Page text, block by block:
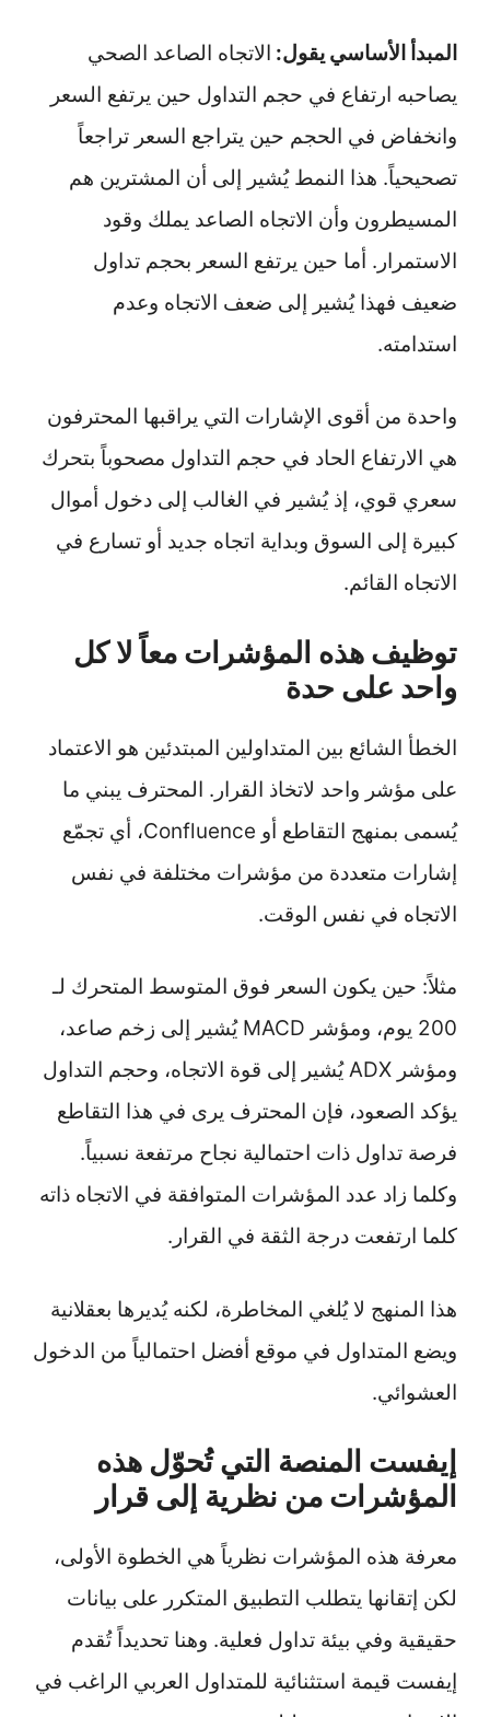
المبدأ الأساسي يقول: الاتجاه الصاعد الصحي
يصاحبه ارتفاع في حجم التداول حين يرتفع السعر
وانخفاض في الحجم حين يتراجع السعر تراجعاً
تصحيحياً. هذا النمط يُشير إلى أن المشترين هم
المسيطرون وأن الاتجاه الصاعد يملك وقود
الاستمرار. أما حين يرتفع السعر بحجم تداول
ضعيف فهذا يُشير إلى ضعف الاتجاه وعدم
استدامته.
واحدة من أقوى الإشارات التي يراقبها المحترفون
هي الارتفاع الحاد في حجم التداول مصحوباً بتحرك
سعري قوي، إذ يُشير في الغالب إلى دخول أموال
كبيرة إلى السوق وبداية اتجاه جديد أو تسارع في
الاتجاه القائم.
توظيف هذه المؤشرات معاً لا كل
واحد على حدة
الخطأ الشائع بين المتداولين المبتدئين هو الاعتماد
على مؤشر واحد لاتخاذ القرار. المحترف يبني ما
يُسمى بمنهج التقاطع أو Confluence، أي تجمّع
إشارات متعددة من مؤشرات مختلفة في نفس
الاتجاه في نفس الوقت.
مثلاً: حين يكون السعر فوق المتوسط المتحرك لـ
200 يوم، ومؤشر MACD يُشير إلى زخم صاعد،
ومؤشر ADX يُشير إلى قوة الاتجاه، وحجم التداول
يؤكد الصعود، فإن المحترف يرى في هذا التقاطع
فرصة تداول ذات احتمالية نجاح مرتفعة نسبياً.
وكلما زاد عدد المؤشرات المتوافقة في الاتجاه ذاته
كلما ارتفعت درجة الثقة في القرار.
هذا المنهج لا يُلغي المخاطرة، لكنه يُديرها بعقلانية
ويضع المتداول في موقع أفضل احتمالياً من الدخول
العشوائي.
إيفست المنصة التي تُحوّل هذه
المؤشرات من نظرية إلى قرار
معرفة هذه المؤشرات نظرياً هي الخطوة الأولى،
لكن إتقانها يتطلب التطبيق المتكرر على بيانات
حقيقية وفي بيئة تداول فعلية. وهنا تحديداً تُقدم
إيفست قيمة استثنائية للمتداول العربي الراغب في